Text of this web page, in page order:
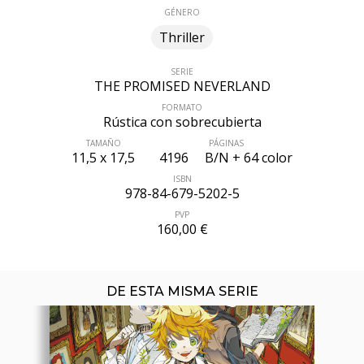
GÉNERO
Thriller
SERIE
THE PROMISED NEVERLAND
FORMATO
Rústica con sobrecubierta
TAMAÑO
11,5 x 17,5
PÁGINAS
4196 B/N + 64 color
ISBN
978-84-679-5202-5
PVP
160,00 €
DE ESTA MISMA SERIE
ÚLTIMO NÚMERO PUBLICADO